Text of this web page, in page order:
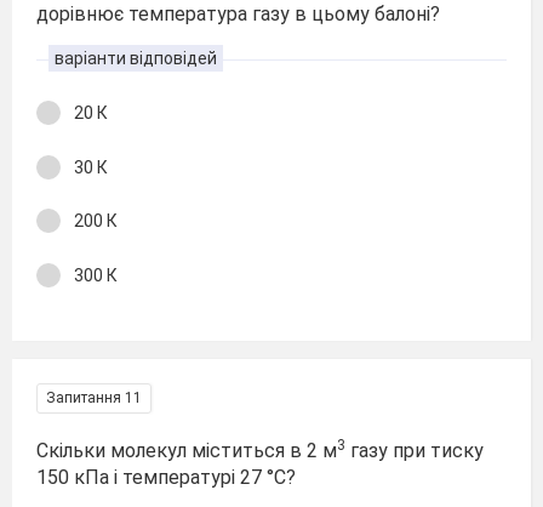
дорівнює температура газу в цьому балоні?
варіанти відповідей
20 К
30 К
200 К
300 К
Запитання 11
Скільки молекул міститься в 2 м3 газу при тиску
150 кПа і температурі 27 °С?